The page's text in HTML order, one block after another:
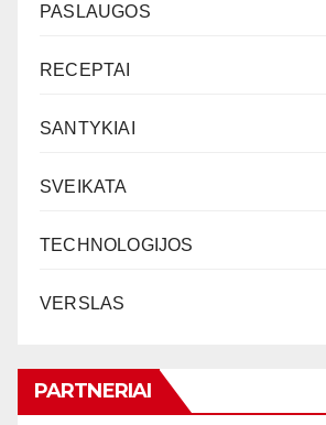
PASLAUGOS
RECEPTAI
SANTYKIAI
SVEIKATA
TECHNOLOGIJOS
VERSLAS
PARTNERIAI